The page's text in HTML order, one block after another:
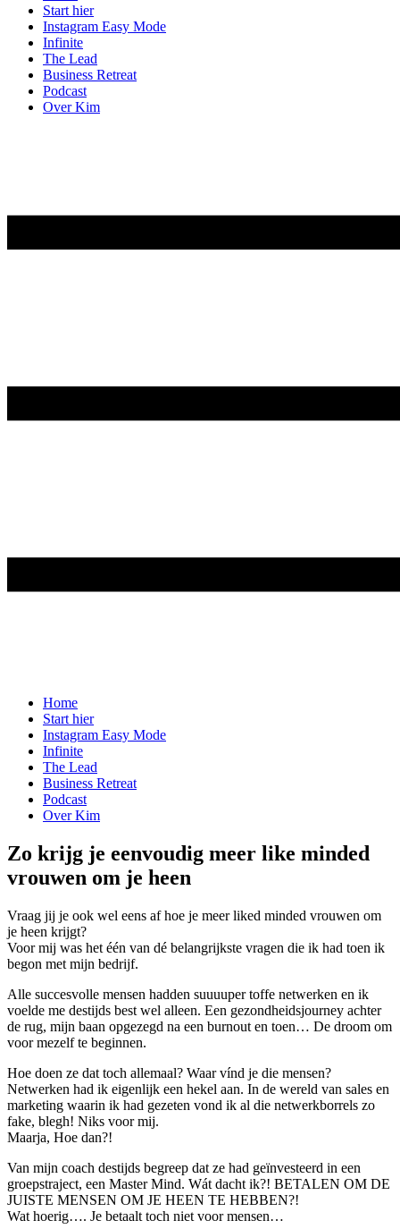
Start hier
Instagram Easy Mode
Infinite
The Lead
Business Retreat
Podcast
Over Kim
Home
Start hier
Instagram Easy Mode
Infinite
The Lead
Business Retreat
Podcast
Over Kim
Zo krijg je eenvoudig meer like minded
vrouwen om je heen
Vraag jij je ook wel eens af hoe je meer liked minded vrouwen om
je heen krijgt?
Voor mij was het één van dé belangrijkste vragen die ik had toen ik
begon met mijn bedrijf.
Alle succesvolle mensen hadden suuuuper toffe netwerken en ik
voelde me destijds best wel alleen. Een gezondheidsjourney achter
de rug, mijn baan opgezegd na een burnout en toen… De droom om
voor mezelf te beginnen.
Hoe doen ze dat toch allemaal? Waar vínd je die mensen?
Netwerken had ik eigenlijk een hekel aan. In de wereld van sales en
marketing waarin ik had gezeten vond ik al die netwerkborrels zo
fake, blegh! Niks voor mij.
Maarja, Hoe dan?!
Van mijn coach destijds begreep dat ze had geïnvesteerd in een
groepstraject, een Master Mind. Wát dacht ik?! BETALEN OM DE
JUISTE MENSEN OM JE HEEN TE HEBBEN?!
Wat hoerig…. Je betaalt toch niet voor mensen…